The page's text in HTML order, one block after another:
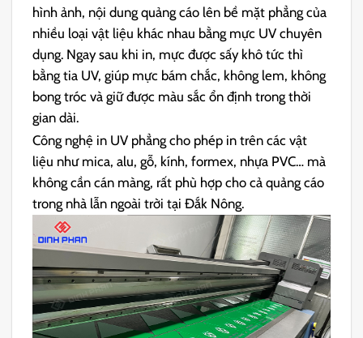
hình ảnh, nội dung quảng cáo lên bề mặt phẳng của
nhiều loại vật liệu khác nhau bằng mực UV chuyên
dụng. Ngay sau khi in, mực được sấy khô tức thì
bằng tia UV, giúp mực bám chắc, không lem, không
bong tróc và giữ được màu sắc ổn định trong thời
gian dài.
Công nghệ in UV phẳng cho phép in trên các vật
liệu như mica, alu, gỗ, kính, formex, nhựa PVC… mà
không cần cán màng, rất phù hợp cho cả quảng cáo
trong nhà lẫn ngoài trời tại Đắk Nông.